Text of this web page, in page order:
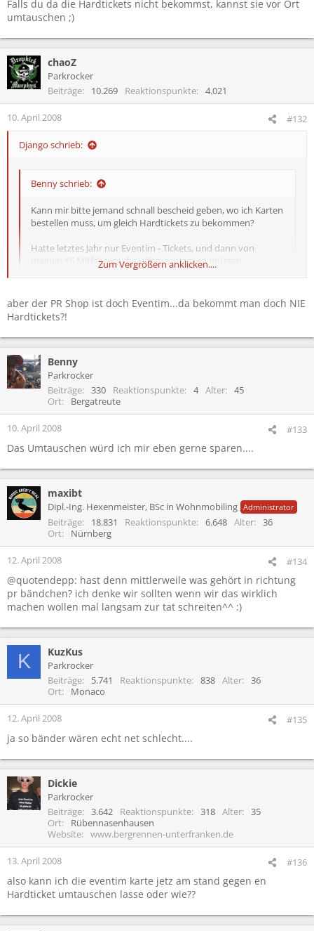
Falls du da die Hardtickets nicht bekommst, kannst sie vor Ort
umtauschen ;)
chaoZ
Parkrocker
Beiträge
10.269 Reaktionspunkte 4.021
10. April 2008 #132
Django schrieb:
Benny schrieb:
Kann mir bitte jemand schnall bescheid geben, wo ich Karten
bestellen muss, um gleich Hardtickets zu bekommen?
Hatte letztes Jahr nur Eventim - Tickets, und dann von
meinen 16 Mitfahrern die Hähme ertragen müssen...
Über den Parkrocker-Shop kaufen.
Falls du da die Hardtickets nicht bekommst, kannst sie vor Ort
Zum Vergrößern anklicken....
aber der PR Shop ist doch Eventim...da bekommt man doch NIE
Hardtickets?!
Benny
Parkrocker
Beiträge
330 Reaktionspunkte 4 Alter
45
Ort
Bergatreute
10. April 2008 #133
Das Umtauschen würd ich mir eben gerne sparen....
maxibt
Dipl.-Ing. Hexenmeister, BSc in Wohnmobiling Administrator
Beiträge 18.831 Reaktionspunkte 6.648 Alter
36
Ort
Nürnberg
12. April 2008 #134
@quotendepp: hast denn mittlerweile was gehört in richtung
pr bändchen? ich denke wir sollten wenn wir das wirklich
machen wollen mal langsam zur tat schreiten^^ :)
K KuzKus
Parkrocker
Beiträge
5.741 Reaktionspunkte 838 Alter
36
Ort
Monaco
12. April 2008 #135
ja so bänder wären echt net schlecht....
Dickie
Parkrocker
Beiträge
3.642 Reaktionspunkte 318 Alter
35
Ort
Rübennasenhausen
Website
www.bergrennen-unterfranken.de
13. April 2008 #136
also kann ich die eventim karte jetz am stand gegen en
Hardticket umtauschen lasse oder wie??